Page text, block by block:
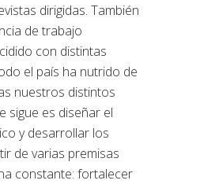
dirigidas. También
de trabajo
con distintas
el país ha nutrido de
nuestros distintos
sigue es diseñar el
y desarrollar los
de varias premisas
constante: fortalecer